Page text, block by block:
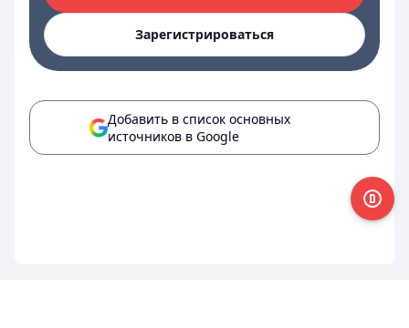
Зарегистрироваться
Добавить в список основных
источников в Google